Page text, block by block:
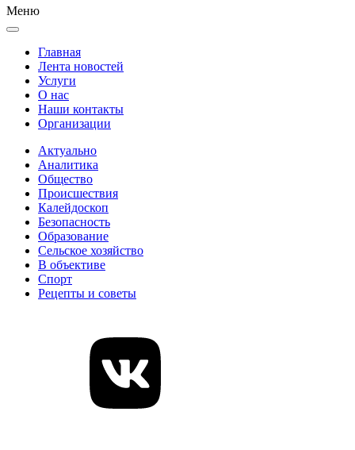
Меню
Главная
Лента новостей
Услуги
О нас
Наши контакты
Организации
Актуально
Аналитика
Общество
Происшествия
Калейдоскоп
Безопасность
Образование
Сельское хозяйство
В объективе
Спорт
Рецепты и советы